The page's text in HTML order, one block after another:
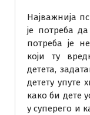
Најважнија
је потреба
потреба је
који ту
детета,
детету упуте
како би дете
у суперего и